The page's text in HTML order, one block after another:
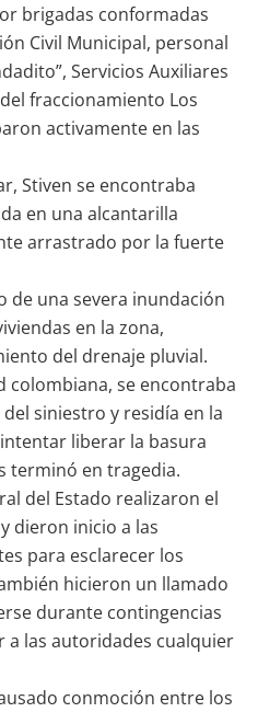
brigadas conformadas
Civil Municipal, personal
Servicios Auxiliares
fraccionamiento Los
activamente en las
Stiven se encontraba
en una alcantarilla
arrastrado por la fuerte
de una severa inundación
en la zona,
del drenaje pluvial.
colombiana, se encontraba
siniestro y residía en la
liberar la basura
terminó en tragedia.
del Estado realizaron el
dieron inicio a las
para esclarecer los
hicieron un llamado
durante contingencias
a las autoridades cualquier
conmoción entre los